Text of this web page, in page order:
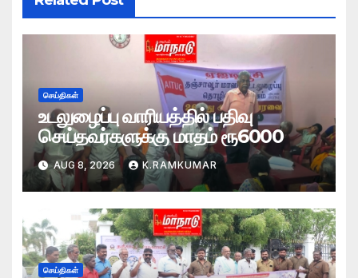
செய்திகள்
உடலுழைப்பு வாரியத்தில் பதிவு
செய்தவர்களுக்கு மாதம் ரூ6000
AUG 8, 2026 K.RAMKUMAR
செய்திகள்